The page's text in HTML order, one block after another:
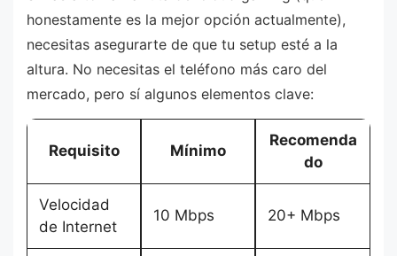
honestamente es la mejor opción actualmente),
necesitas asegurarte de que tu setup esté a la
altura. No necesitas el teléfono más caro del
mercado, pero sí algunos elementos clave:
Requisito Mínimo
Recomenda
do
Velocidad
de Internet
10 Mbps 20+ Mbps